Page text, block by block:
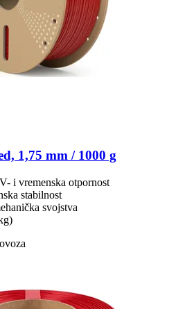
1,75 mm / 1000 g
i vremenska otpornost
stabilnost
svojstva